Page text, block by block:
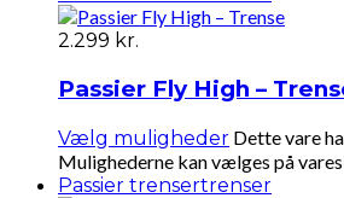
2.299 kr.
Passier Fly High –
Vælg muligheder Dette vare
Mulighederne kan vælges på
Passier trensertrenser